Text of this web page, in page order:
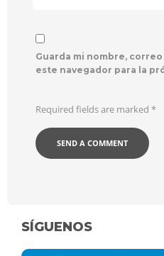
Guarda mi nombre,
este navegador para la
Required fields are marked *
SÍGUENOS